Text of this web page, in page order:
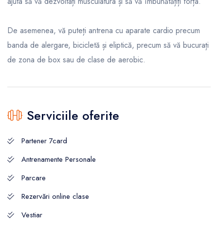
De asemenea, vă puteți antrena cu aparate cardio precum
banda de alergare, bicicletă și eliptică, precum să vă bucurați
de zona de box sau de clase de aerobic.
Serviciile oferite
Partener 7card
Antrenamente Personale
Parcare
Rezervări online clase
Vestiar